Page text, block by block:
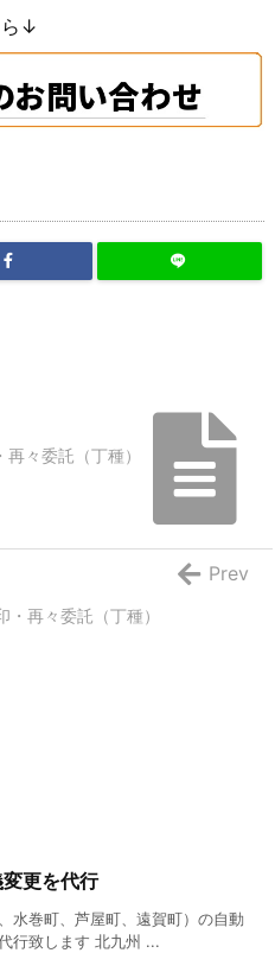
ら↓
々委託（丁種）
・再々委託（丁種）
Prev
更を代行
水巻町、芦屋町、遠賀町）の自動
行致します 北九州 ...